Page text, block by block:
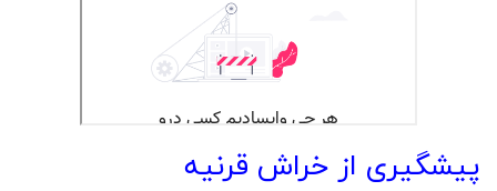
پیشگیری از خراش قرنیه